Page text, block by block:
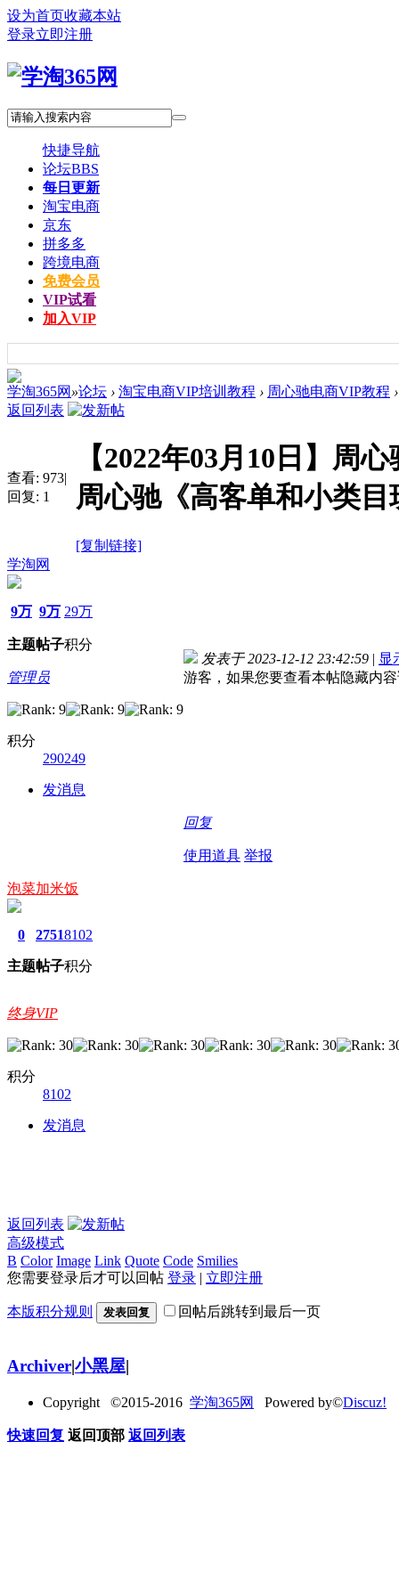
设为首页收藏本站
登录立即注册
快捷导航
论坛BBS
每日更新
淘宝电商
京东
拼多多
跨境电商
免费会员
VIP试看
加入VIP
学淘365网 »论坛 › 淘宝电商VIP培训教程 › 周心驰电商VIP教程 ›
返回列表
查看: 973|
回复: 1
【2022年03月10日】周
周心驰《高客单和小类目
[复制链接]
学淘网
9万
主题
9万
帖子
29万
积分
管理员
积分
290249
发消息
发表于 2023-12-12 23:42:59 | 显
游客，如果您要查看本帖隐藏内
回复
使用道具 举报
泡菜加米饭
0
主题
2751
帖子
8102
积分
终身VIP
积分
8102
发消息
返回列表
高级模式
B Color Image Link Quote Code Smilies
您需要登录后才可以回帖 登录 | 立即注册
本版积分规则 发表回复 回帖后跳转到最后一页
Archiver|小黑屋|
Copyright ©2015-2016 学淘365网 Powered by©Discuz!
快速回复 返回顶部 返回列表